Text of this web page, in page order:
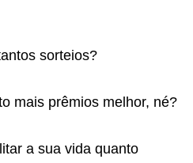
sorteios?
mais prêmios melhor, né?
a sua vida quanto